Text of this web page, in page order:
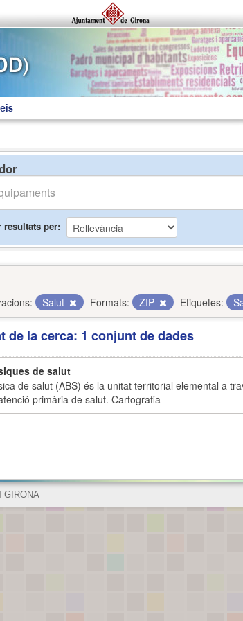
resultats per
Salut Formats: ZIP Etiquetes:
de la cerca: 1 conjunt de dades
de salut
de salut (ABS) és la unitat territorial elemental a
primària de salut. Cartografia
GIRONA